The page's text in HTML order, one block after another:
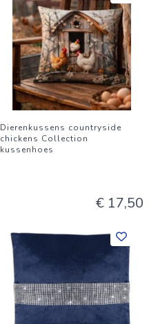
Dierenkussens countryside
chickens Collection
kussenhoes
€ 17,50